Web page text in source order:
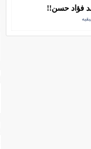
فؤاد حسن!!